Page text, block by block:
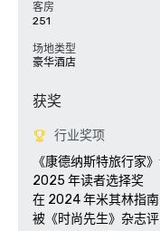
客房
251
场地类型
豪华酒店
获奖
行业奖项
《康德纳斯特旅行家
2025 年读者选择奖
在 2024 年米其林指
被《时尚先生》杂志